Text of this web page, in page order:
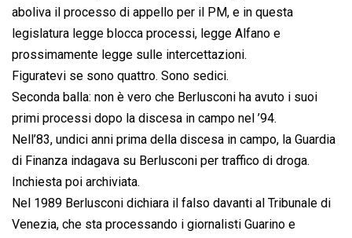
aboliva il processo di appello per il PM, e in questa
legislatura legge blocca processi, legge Alfano e
prossimamente legge sulle intercettazioni.
Figuratevi se sono quattro. Sono sedici.
Seconda balla: non è vero che Berlusconi ha avuto i suoi
primi processi dopo la discesa in campo nel ’94.
Nell’83, undici anni prima della discesa in campo, la Guardia
di Finanza indagava su Berlusconi per traffico di droga.
Inchiesta poi archiviata.
Nel 1989 Berlusconi dichiara il falso davanti al Tribunale di
Venezia, che sta processando i giornalisti Guarino e